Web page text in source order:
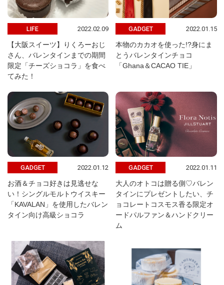
LIFE 2022.02.09
【大阪スイーツ】りくろーおじ
さん、バレンタインまでの期間
限定「チーズショコラ」を食べ
てみた！
GADGET 2022.01.15
本物のカカオを使った!?身にま
とうバレンタインチョコ
「Ghana＆CACAO TIE」
GADGET 2022.01.12
お酒＆チョコ好きは見逃せな
い！シングルモルトウイスキー
「KAVALAN」を使用したバレン
タイン向け高級ショコラ
GADGET 2022.01.11
大人のオトコは贈る側♡バレン
タインにプレゼントしたい、チ
ョコレートコスモス香る限定オ
ードパルファン＆ハンドクリー
ム